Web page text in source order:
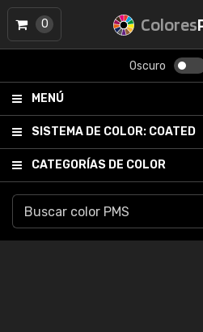
Colores
Oscuro
MENÚ
SISTEMA DE COLOR: COATED
CATEGORÍAS DE COLOR
0